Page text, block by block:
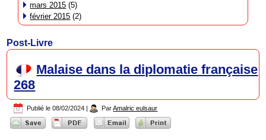
mars 2015 (5)
février 2015 (2)
Post-Livre
Malaise dans la diplomatie française
268
Publié le 08/02/2024 | Par Amalric eulsaur